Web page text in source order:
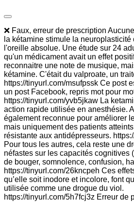
❌ Faux, erreur de prescription
la kétamine stimule la
l'oreille absolue. Une étude sur 24
qu'un médicament avait un effet
reconnaitre une note de musique,
kétamine. C'était du valproate, un
https://tinyurl.com/msufpssk Ce post
un post Facebook, repris mot pour
https://tinyurl.com/yvb5jkaw La
action rapide utilisée en anesthésie.
également reconnue pour améliorer
mais uniquement des patients
résistante aux antidépresseurs.
Pour tous les autres, cela reste une
néfastes sur les capacités cognitives
de bouger, somnolence, confusion,
https://tinyurl.com/26kncpeh Ces
qu’elle soit inodore et incolore, font
utilisée comme une drogue du viol.
https://tinyurl.com/5h7fcj3z Erreur de